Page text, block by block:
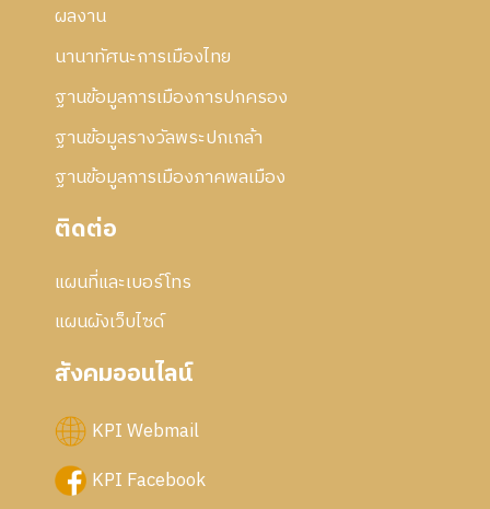
ผลงาน
นานาทัศนะการเมืองไทย
ฐานข้อมูลการเมืองการปกครอง
ฐานข้อมูลรางวัลพระปกเกล้า
ฐานข้อมูลการเมืองภาคพลเมือง
ติดต่อ
แผนที่และเบอร์โทร
แผนผังเว็บไซด์
สังคมออนไลน์
KPI Webmail
KPI Facebook